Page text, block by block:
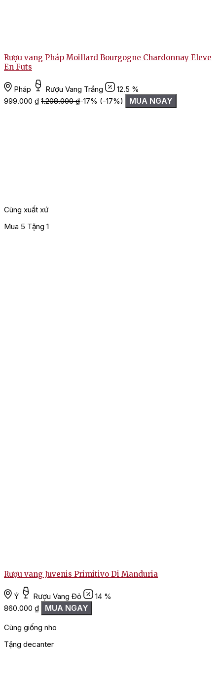
Rượu vang Pháp Moillard Bourgogne Chardonnay Eleve
En Futs
Pháp Rượu Vang Trắng
12.5 %
999.000 ₫ 1.208.000₫-17% (-17%) MUA NGAY
Cùng xuất xứ
Mua 5 Tặng 1
Rượu vang Juvenis Primitivo Di Manduria
Ý Rượu Vang Đỏ
14 %
860.000 ₫ MUA NGAY
Cùng giống nho
Tặng decanter